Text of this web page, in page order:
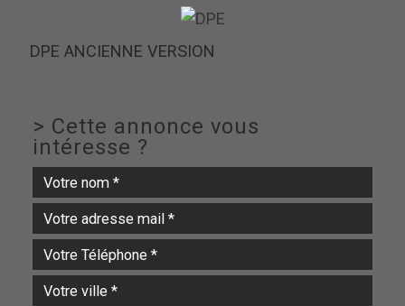
DPE ANCIENNE VERSION
> Cette annonce vous
intéresse ?